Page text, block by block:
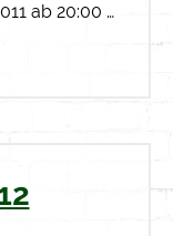
ab 20:00 …